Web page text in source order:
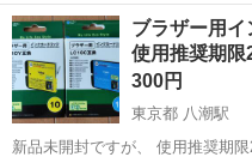
す。 ③スキャンは…
栃木 足利市 足利市駅
ブラザー用
使用推奨期限
300円
東京都 八潮駅
新品未開封ですが、 使用推奨期